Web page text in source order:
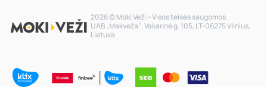
2026 © Moki Veži – Visos teisės saugomos.
UAB „Makveža“. Vakarinė g. 105, LT-06275 Vilnius,
Lietuva